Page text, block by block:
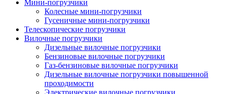
Мини-погрузчики
Колесные мини-погрузчики
Гусеничные мини-погрузчики
Телескопические погрузчики
Вилочные погрузчики
Дизельные вилочные погрузчики
Бензиновые вилочные погрузчики
Газ-бензиновые вилочные погрузчики
Дизельные вилочные погрузчики повышенной
проходимости
Электрические вилочные погрузчики